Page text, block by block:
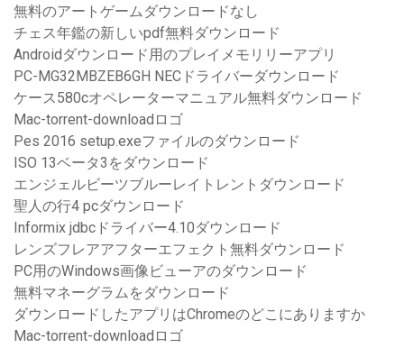
無料のアートゲームダウンロードなし
チェス年鑑の新しいpdf無料ダウンロード
Androidダウンロード用のプレイメモリリーアプリ
PC-MG32MBZEB6GH NECドライバーダウンロード
ケース580cオペレーターマニュアル無料ダウンロード
Mac-torrent-downloadロゴ
Pes 2016 setup.exeファイルのダウンロード
ISO 13ベータ3をダウンロード
エンジェルビーツブルーレイトレントダウンロード
聖人の行4 pcダウンロード
Informix jdbcドライバー4.10ダウンロード
レンズフレアアフターエフェクト無料ダウンロード
PC用のWindows画像ビューアのダウンロード
無料マネーグラムをダウンロード
ダウンロードしたアプリはChromeのどこにありますか
Mac-torrent-downloadロゴ